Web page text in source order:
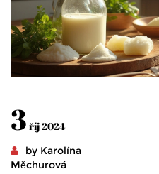
3 říj 2024
by Karolína
Měchurová